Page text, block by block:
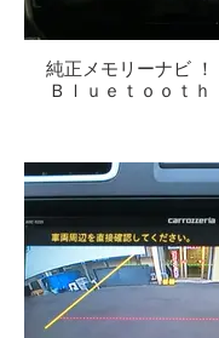
純正メモリーナビ
Ｂｌｕｅｔｏｏｔ